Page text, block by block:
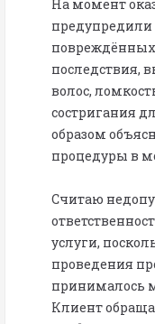
На момент
последствия,
волос,
состригания
образом
процедуры в
Считаю
услуги,
проведения
принималось
Клиент